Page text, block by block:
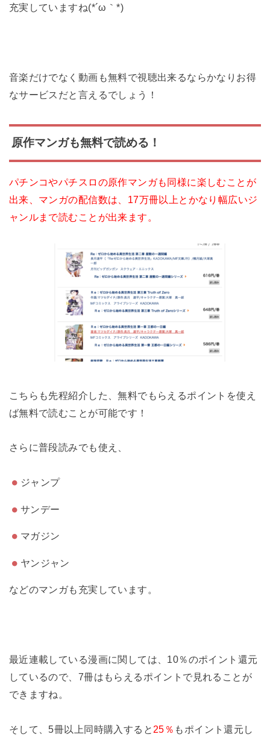
充実していますね(*´ω｀*)
音楽だけでなく動画も無料で視聴出来るならかなりお得
なサービスだと言えるでしょう！
原作マンガも無料で読める！
パチンコやパチスロの原作マンガも同様に楽しむことが
出来、マンガの配信数は、17万冊以上とかなり幅広いジ
ャンルまで読むことが出来ます。
こちらも先程紹介した、無料でもらえるポイントを使え
ば無料で読むことが可能です！
さらに普段読みでも使え、
ジャンプ
サンデー
マガジン
ヤンジャン
などのマンガも充実しています。
最近連載している漫画に関しては、 10％のポイント還元
しているので、7冊はもらえるポイントで見れることが
できますね。
そして、5冊以上同時購入すると 25％ もポイント還元し